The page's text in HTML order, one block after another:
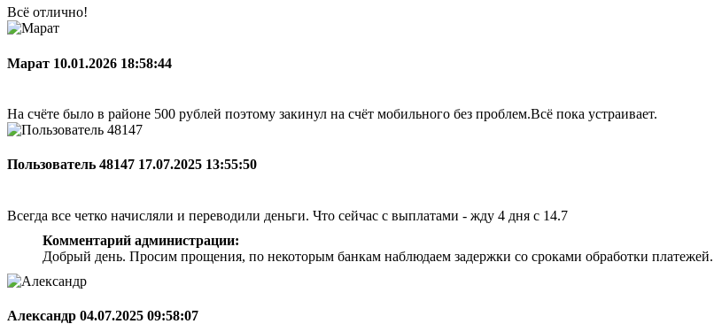
Всё отлично!
Марат 10.01.2026 18:58:44
На счёте было в районе 500 рублей поэтому закинул на счёт мобильного без проблем.Всё пока устраивает.
Пользователь 48147 17.07.2025 13:55:50
Всегда все четко начисляли и переводили деньги. Что сейчас с выплатами - жду 4 дня с 14.7
Комментарий администрации:
Добрый день. Просим прощения, по некоторым банкам наблюдаем задержки со сроками обработки
Александр 04.07.2025 09:58:07